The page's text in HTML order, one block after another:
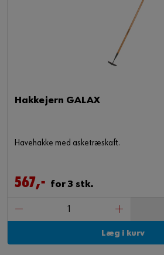
Hakkejern GALAX
Havehakke med asketræskaft.
567,- for 3 stk.
Læg i kurv